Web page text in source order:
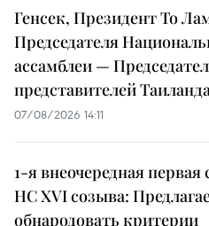
Генсек, Президент То
Председателя
ассамблеи —
представителей Таиланда
07/08/2026 14:11
1-я внеочередная первая
НС XVI созыва:
обнародовать критерии